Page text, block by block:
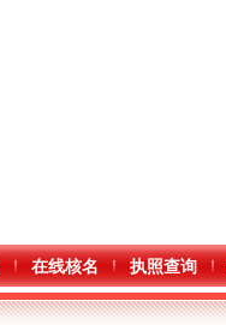
在线核名 执照查询